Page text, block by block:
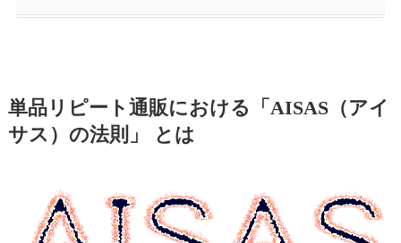
単品リピート通販における「AISAS（アイ
サス）の法則」 とは